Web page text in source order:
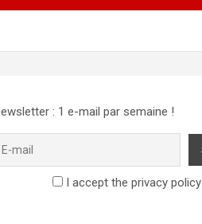
: 1 e-mail par semaine !
I accept the privacy policy